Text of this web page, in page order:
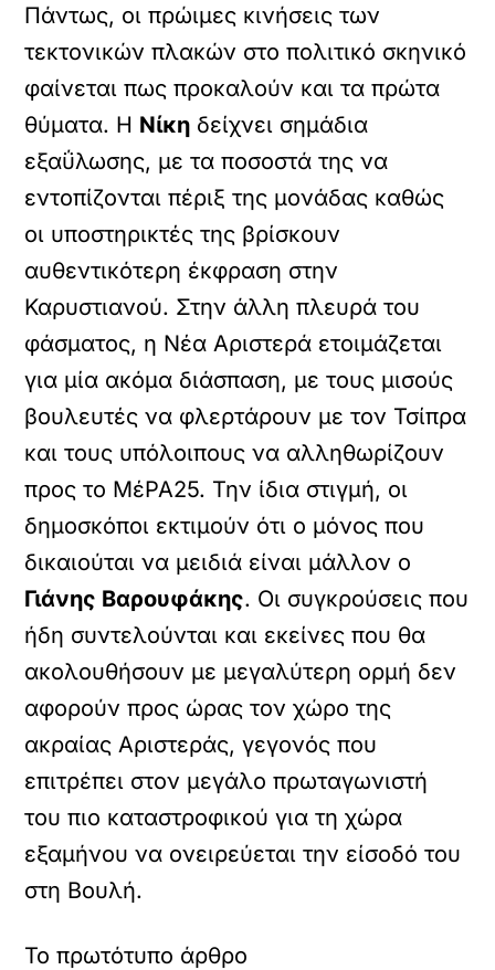
Πάντως, οι πρώιμες κινήσεις των
τεκτονικών πλακών στο πολιτικό σκηνικό
φαίνεται πως προκαλούν και τα πρώτα
θύματα. Η Νίκη δείχνει σημάδια
εξαΰλωσης, με τα ποσοστά της να
εντοπίζονται πέριξ της μονάδας καθώς
οι υποστηρικτές της βρίσκουν
αυθεντικότερη έκφραση στην
Καρυστιανού. Στην άλλη πλευρά του
φάσματος, η Νέα Αριστερά ετοιμάζεται
για μία ακόμα διάσπαση, με τους μισούς
βουλευτές να φλερτάρουν με τον Τσίπρα
και τους υπόλοιπους να αλληθωρίζουν
προς το ΜέΡΑ25. Την ίδια στιγμή, οι
δημοσκόποι εκτιμούν ότι ο μόνος που
δικαιούται να μειδιά είναι μάλλον ο
Γιάνης Βαρουφάκης. Οι συγκρούσεις που
ήδη συντελούνται και εκείνες που θα
ακολουθήσουν με μεγαλύτερη ορμή δεν
αφορούν προς ώρας τον χώρο της
ακραίας Αριστεράς, γεγονός που
επιτρέπει στον μεγάλο πρωταγωνιστή
του πιο καταστροφικού για τη χώρα
εξαμήνου να ονειρεύεται την είσοδό του
στη Βουλή.
Το πρωτότυπο άρθρο